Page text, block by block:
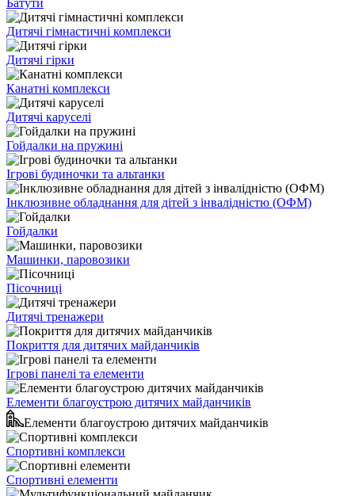
Батути
Дитячі гімнастичні комплекси
Дитячі гірки
Канатні комплекси
Дитячі каруселі
Гойдалки на пружині
Ігрові будиночки та альтанки
Інклюзивне обладнання для дітей з інвалідністю (ОФМ)
Гойдалки
Машинки, паровозики
Пісочниці
Дитячі тренажери
Покриття для дитячих майданчиків
Ігрові панелі та елементи
Елементи благоустрою дитячих майданчиків
Елементи благоустрою дитячих майданчиків
Спортивні комплекси
Спортивні елементи